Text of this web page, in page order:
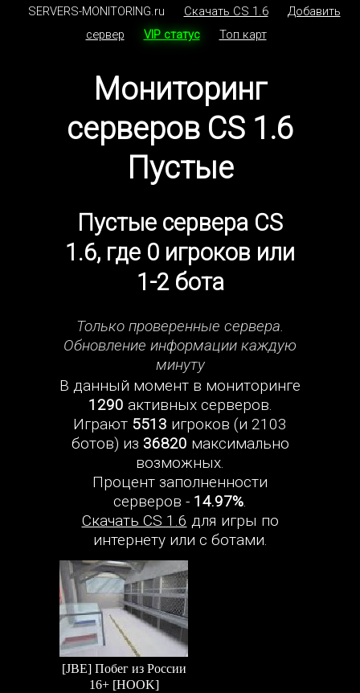
SERVERS-MONITORING.ru Скачать CS 1.6
Добавить
сервер
VIP статус Топ карт
Мониторинг
серверов CS 1.6
Пустые
Пустые сервера CS
1.6, где 0 игроков или
1-2 бота
Только проверенные сервера.
Обновление информации каждую
минуту
В данный момент в мониторинге
1290 активных серверов.
Играют 5513 игроков (и 2103
ботов) из 36820 максимально
возможных.
Процент заполненности
серверов - 14.97%.
Скачать CS 1.6 для игры по
интернету или с ботами.
[JBE] Побег из России
16+ [HOOK]